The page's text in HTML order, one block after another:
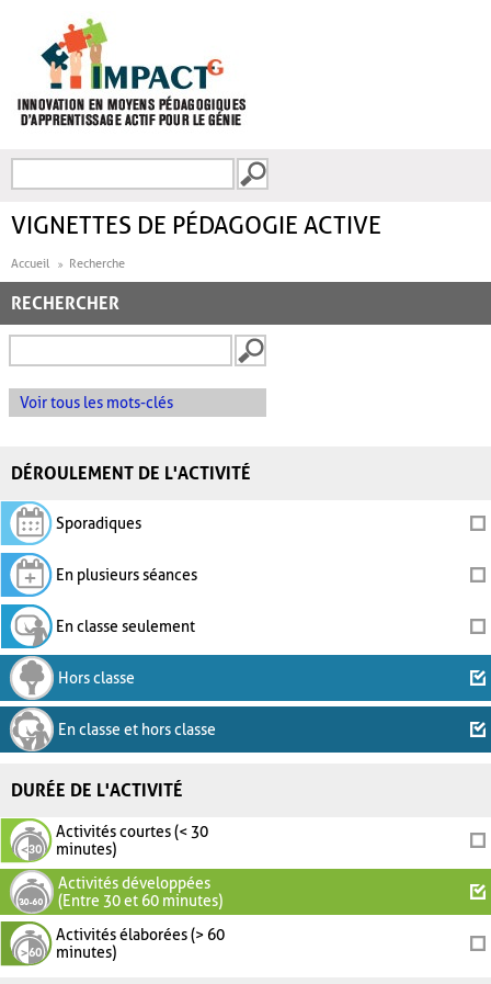
FORMULAIRE DE
VIGNETTES DE PÉDAGOGIE ACTIVE
Accueil Recherche
RECHERCHER
Voir tous les mots-clés
DÉROULEMENT DE L'ACTIVITÉ
Sporadiques
En plusieurs séances
En classe seulement
Hors classe
En classe et hors classe
DURÉE DE L'ACTIVITÉ
Activités courtes (< 30
minutes)
Activités développées
(Entre 30 et 60 minutes)
Activités élaborées (> 60
minutes)